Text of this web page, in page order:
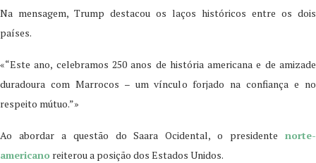
Na mensagem, Trump destacou os laços históricos entre os dois
países.
«“Este ano, celebramos 250 anos de história americana e de amizade
duradoura com Marrocos – um vínculo forjado na confiança e no
respeito mútuo.”»
Ao abordar a questão do Saara Ocidental, o presidente norte-
americano reiterou a posição dos Estados Unidos.